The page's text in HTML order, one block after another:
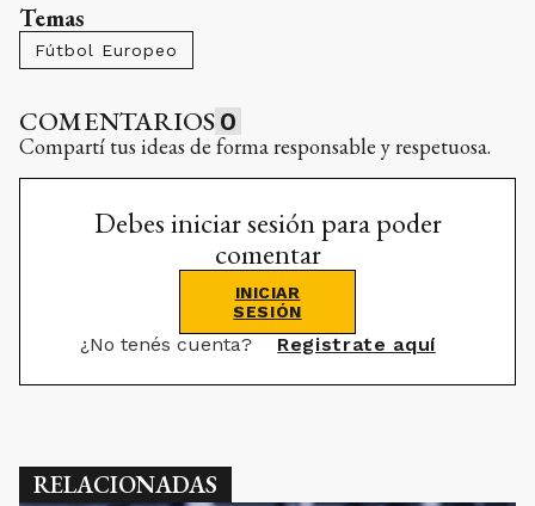
Temas
Fútbol Europeo
COMENTARIOS 0
Compartí tus ideas de forma responsable y respetuosa.
Debes iniciar sesión para poder
comentar
INICIAR
SESIÓN
¿No tenés cuenta? Registrate aquí
RELACIONADAS